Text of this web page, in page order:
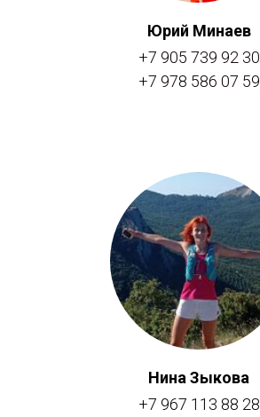
Юрий Минаев
+7 905 739 92 30
+7 978 586 07 59
Нина Зыкова
+7 967 113 88 28